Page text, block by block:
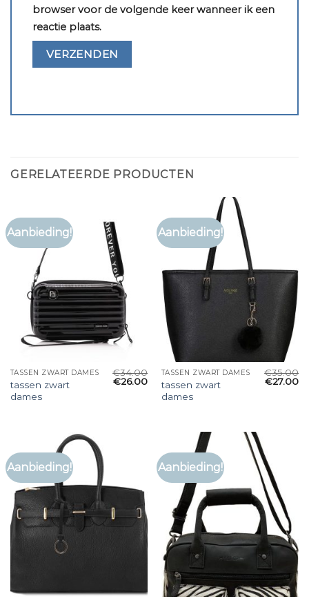
browser voor de volgende keer wanneer ik een
reactie plaats.
GERELATEERDE PRODUCTEN
Aanbieding!
TASSEN ZWART DAMES
tassen zwart
dames
€34.00
€26.00
Aanbieding!
TASSEN ZWART DAMES
tassen zwart
dames
€35.00
€27.00
Aanbieding! Aanbieding!